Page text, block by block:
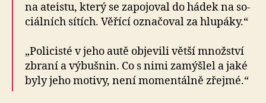
na ateistu, který se zapojoval do hádek na so­
ciál­ních sítích. Věřící označoval za hlupáky.“
„Policisté v jeho autě objevili větší množství
zbraní a výbušnin. Co s nimi zamýšlel a jaké
byly jeho motivy, není momentálně zřejmé.“